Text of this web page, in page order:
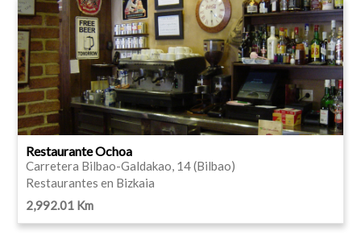
Restaurante Ochoa
Carretera Bilbao-Galdakao, 14 (Bilbao)
Restaurantes en Bizkaia
2,992.01 Km